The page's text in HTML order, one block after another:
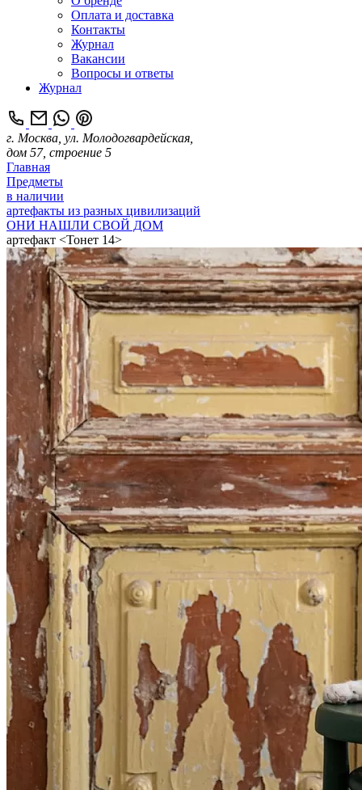
Оплата и доставка
Контакты
Журнал
Вакансии
Вопросы и ответы
Журнал
г. Москва, ул. Молодогвардейская,
дом 57, строение 5
Главная
Предметы
в наличии
артефакты из разных цивилизаций
ОНИ НАШЛИ СВОЙ ДОМ
артефакт <Тонет 14>